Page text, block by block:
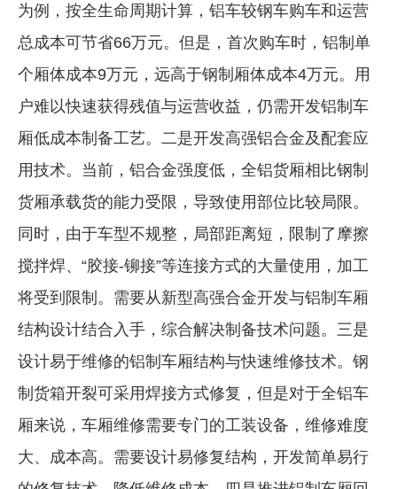
为例，按全生命周期计算，铝车较钢车购车和运营
总成本可节省66万元。但是，首次购车时，铝制单
个厢体成本9万元，远高于钢制厢体成本4万元。用
户难以快速获得残值与运营收益，仍需开发铝制车
厢低成本制备工艺。二是开发高强铝合金及配套应
用技术。当前，铝合金强度低，全铝货厢相比钢制
货厢承载货的能力受限，导致使用部位比较局限。
同时，由于车型不规整，局部距离短，限制了摩擦
搅拌焊、“胶接-铆接”等连接方式的大量使用，加工
将受到限制。需要从新型高强合金开发与铝制车厢
结构设计结合入手，综合解决制备技术问题。三是
设计易于维修的铝制车厢结构与快速维修技术。钢
制货箱开裂可采用焊接方式修复，但是对于全铝车
厢来说，车厢维修需要专门的工装设备，维修难度
大、成本高。需要设计易修复结构，开发简单易行